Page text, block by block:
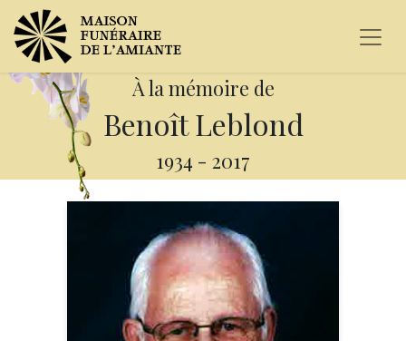
À la mémoire de
Benoît Leblond
1934 - 2017